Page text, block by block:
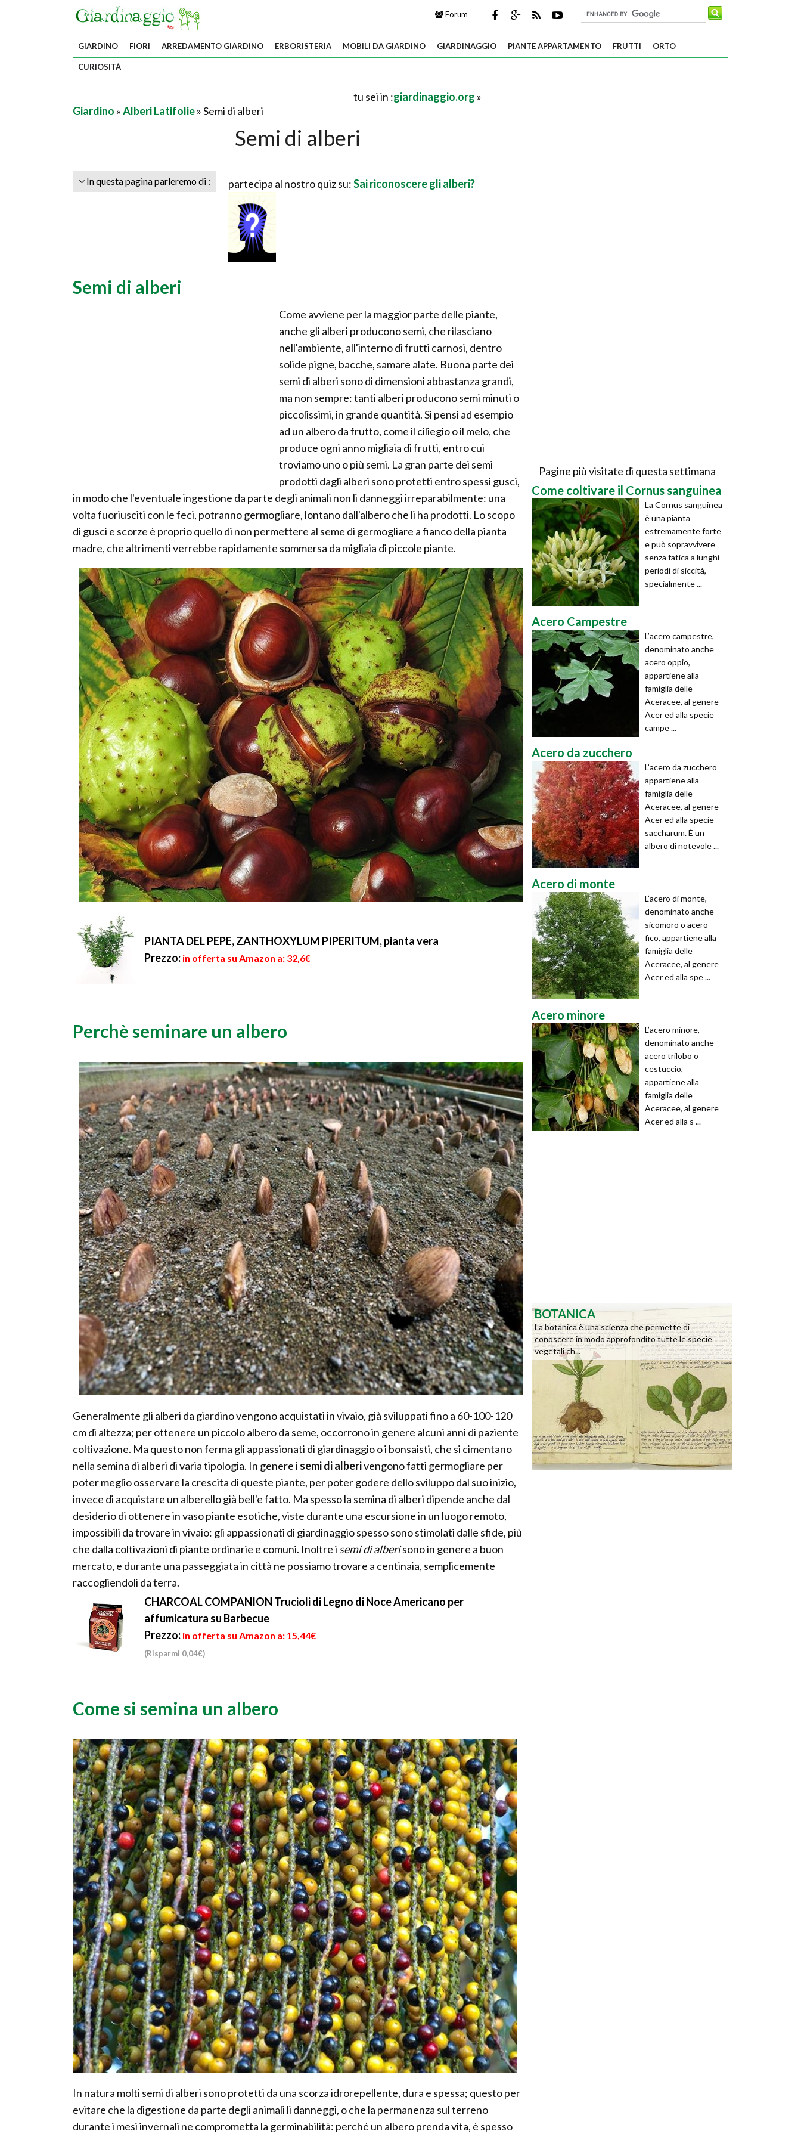
Forum
GIARDINO FIORI ARREDAMENTO GIARDINO ERBORISTERIA MOBILI DA GIARDINO GIARDINAGGIO PIANTE APPARTAMENTO FRUTTI ORTO
CURIOSITÀ
tu sei in :giardinaggio.org »
Giardino »Alberi Latifolie» Semi di alberi
Semi di alberi
In questa pagina parleremo di : partecipa al nostro quiz su:Sai riconoscere gli alberi?
Semi di alberi
Come avviene per la maggior parte delle piante,
anche gli alberi producono semi, che rilasciano
nell'ambiente, all'interno di frutti carnosi, dentro
solide pigne, bacche, samare alate. Buona parte dei
semi di alberi sono di dimensioni abbastanza grandi,
ma non sempre: tanti alberi producono semi minuti o
piccolissimi, in grande quantità. Si pensi ad esempio
ad un albero da frutto, come il ciliegio o il melo, che
produce ogni anno migliaia di frutti, entro cui
troviamo uno o più semi. La gran parte dei semi
prodotti dagli alberi sono protetti entro spessi gusci,
in modo che l'eventuale ingestione da parte degli animali non li danneggi irreparabilmente: una
volta fuoriusciti con le feci, potranno germogliare, lontano dall'albero che li ha prodotti. Lo scopo
di gusci e scorze è proprio quello di non permettere al seme di germogliare a fianco della pianta
madre, che altrimenti verrebbe rapidamente sommersa da migliaia di piccole piante.
PIANTA DEL PEPE, ZANTHOXYLUM PIPERITUM, pianta vera
Prezzo: in offerta su Amazon a: 32,6€
Perchè seminare un albero
Generalmente gli alberi da giardino vengono acquistati in vivaio, già sviluppati fino a 60-100-120
cm di altezza; per ottenere un piccolo albero da seme, occorrono in genere alcuni anni di paziente
coltivazione. Ma questo non ferma gli appassionati di giardinaggio o i bonsaisti, che si cimentano
nella semina di alberi di varia tipologia. In genere i semi di alberivengono fatti germogliare per
poter meglio osservare la crescita di queste piante, per poter godere dello sviluppo dal suo inizio,
invece di acquistare un alberello già bell'e fatto. Ma spesso la semina di alberi dipende anche dal
desiderio di ottenere in vaso piante esotiche, viste durante una escursione in un luogo remoto,
impossibili da trovare in vivaio: gli appassionati di giardinaggio spesso sono stimolati dalle sfide, più
che dalla coltivazioni di piante ordinarie e comuni. Inoltre i semi di alberisono in genere a buon
mercato, e durante una passeggiata in città ne possiamo trovare a centinaia, semplicemente
raccogliendoli da terra.
CHARCOAL COMPANION Trucioli di Legno di Noce Americano per
affumicatura su Barbecue
Prezzo: in offerta su Amazon a: 15,44€
(Risparmi 0,04€)
Come si semina un albero
In natura molti semi di alberi sono protetti da una scorza idrorepellente, dura e spessa; questo per
evitare che la digestione da parte degli animali li danneggi, o che la permanenza sul terreno
durante i mesi invernali ne comprometta la germinabilità: perché un albero prenda vita, è spesso
Pagine più visitate di questa settimana
Come coltivare il Cornus sanguinea
La Cornus sanguinea
è una pianta
estremamente forte
e può sopravvivere
senza fatica a lunghi
periodi di siccità,
specialmente ...
Acero Campestre
L’acero campestre,
denominato anche
acero oppio,
appartiene alla
famiglia delle
Aceracee, al genere
Acer ed alla specie
campe ...
Acero da zucchero
L’acero da zucchero
appartiene alla
famiglia delle
Aceracee, al genere
Acer ed alla specie
saccharum. È un
albero di notevole ...
Acero di monte
L’acero di monte,
denominato anche
sicomoro o acero
fico, appartiene alla
famiglia delle
Aceracee, al genere
Acer ed alla spe ...
Acero minore
L’acero minore,
denominato anche
acero trilobo o
cestuccio,
appartiene alla
famiglia delle
Aceracee, al genere
Acer ed alla s ...
BOTANICA
La botanica è una scienza che permette di
conoscere in modo approfondito tutte le specie
vegetali ch...